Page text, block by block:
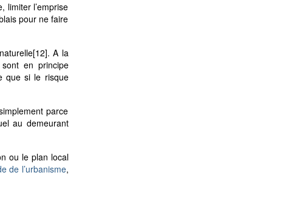
limiter l’emprise
pour ne faire
[12]. A la
en principe
que si le risque
parce
au demeurant
ou le plan local
de l’urbanisme,